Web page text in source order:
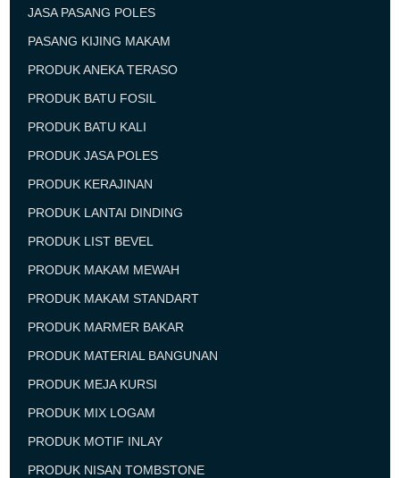
JASA PASANG POLES
PASANG KIJING MAKAM
PRODUK ANEKA TERASO
PRODUK BATU FOSIL
PRODUK BATU KALI
PRODUK JASA POLES
PRODUK KERAJINAN
PRODUK LANTAI DINDING
PRODUK LIST BEVEL
PRODUK MAKAM MEWAH
PRODUK MAKAM STANDART
PRODUK MARMER BAKAR
PRODUK MATERIAL BANGUNAN
PRODUK MEJA KURSI
PRODUK MIX LOGAM
PRODUK MOTIF INLAY
PRODUK NISAN TOMBSTONE